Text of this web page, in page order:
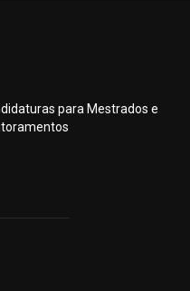
para Mestrados e